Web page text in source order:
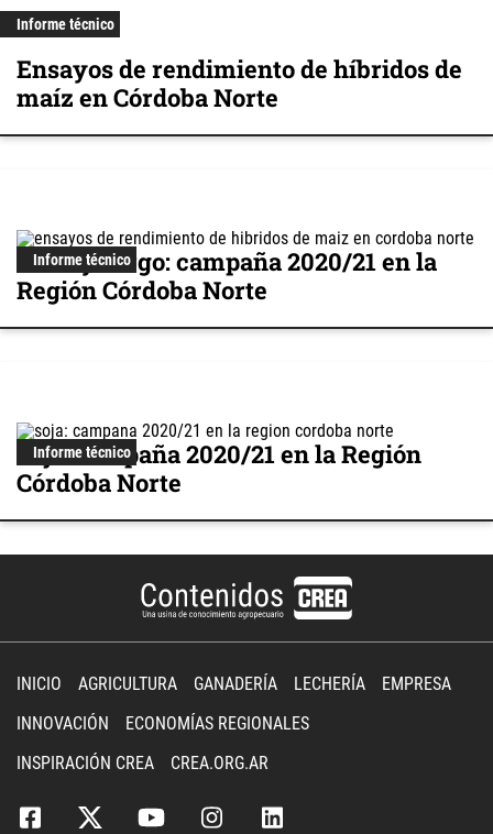
Informe técnico
Ensayos de rendimiento de híbridos de
maíz en Córdoba Norte
Informe técnico
Maíz y sorgo: campaña 2020/21 en la
Región Córdoba Norte
Informe técnico
Soja: campaña 2020/21 en la Región
Córdoba Norte
INICIO AGRICULTURA GANADERÍA LECHERÍA
EMPRESA
INNOVACIÓN
ECONOMÍAS REGIONALES
INSPIRACIÓN CREA
CREA.ORG.AR